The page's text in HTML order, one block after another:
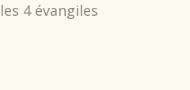
les 4 évangiles